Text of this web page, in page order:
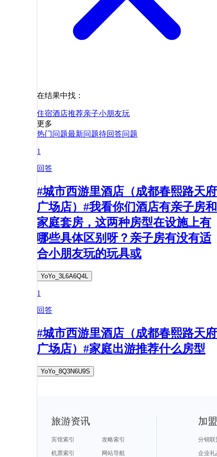
在结果中找：
住宿酒店推荐亲子小朋友玩
更多
热门问题最新问题待回答问题
1
回答
#城市西游里酒店（成都春熙路天府
广场店）#我看你们酒店有亲子房和
家庭套房，这两种房型在设施上有
哪些具体区别呀？亲子房有没有适
合小朋友玩的玩具或
YoYo_3L6A6Q4L
1
回答
#城市西游里酒店（成都春熙路天府
广场店）#家庭出游推荐什么房型
YoYo_8Q3N6U9S
旅游资讯
宾馆索引
攻略索引
机票索引
网站导航
加
分销联
企业礼